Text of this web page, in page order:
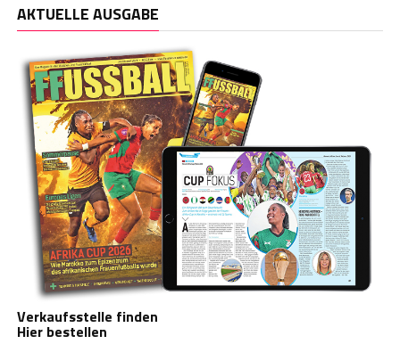
AKTUELLE AUSGABE
Verkaufsstelle finden
Hier bestellen